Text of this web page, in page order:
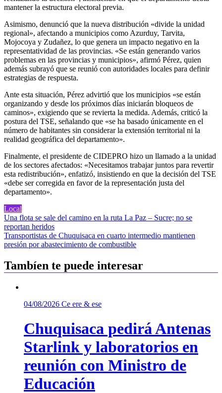
mantener la estructura electoral previa.
Asimismo, denunció que la nueva distribución «divide la unidad
regional», afectando a municipios como Azurduy, Tarvita,
Mojocoya y Zudañez, lo que genera un impacto negativo en la
representatividad de las provincias. «Se están generando varios
problemas en las provincias y municipios», afirmó Pérez, quien
además subrayó que se reunió con autoridades locales para definir
estrategias de respuesta.
Ante esta situación, Pérez advirtió que los municipios «se están
organizando y desde los próximos días iniciarán bloqueos de
caminos», exigiendo que se revierta la medida. Además, criticó la
postura del TSE, señalando que «se ha basado únicamente en el
número de habitantes sin considerar la extensión territorial ni la
realidad geográfica del departamento».
Finalmente, el presidente de CIDEPRO hizo un llamado a la unidad
de los sectores afectados: «Necesitamos trabajar juntos para revertir
esta redistribución», enfatizó, insistiendo en que la decisión del TSE
«debe ser corregida en favor de la representación justa del
departamento».
Local
Navegación
de
entradas
Una flota se sale del camino en la ruta La Paz – Sucre; no se
reportan heridos
Transportistas de Chuquisaca en cuarto intermedio mantienen
presión por abastecimiento de combustible
Tambíen te puede interesar
04/08/2026 Ce ere & ese
Chuquisaca pedirá Antenas
Starlink y laboratorios en
reunión con Ministro de
Educación